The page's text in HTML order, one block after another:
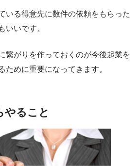
いる得意先に数件の依頼をもらった
いいです。
繋がりを作っておくのが今後起業を
ために重要になってきます。
やること